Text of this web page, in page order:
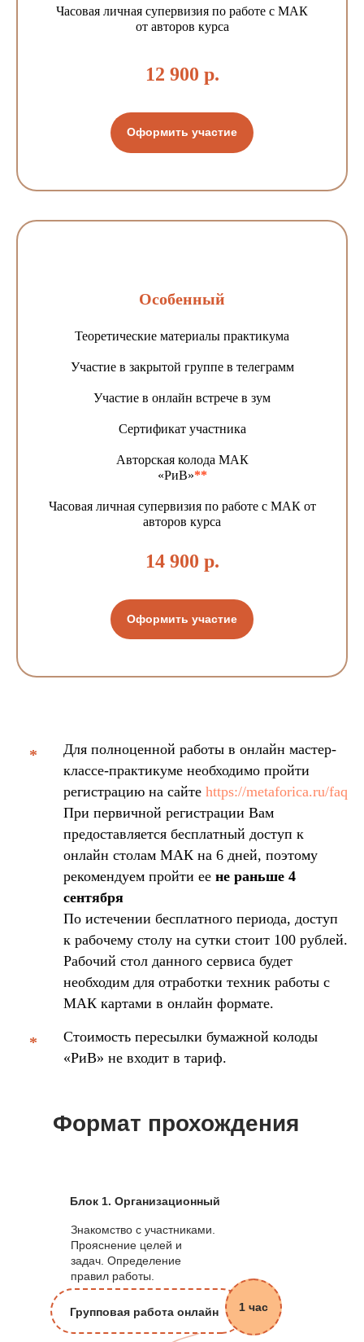
Часовая личная супервизия по работе с МАК
от авторов курса
12 900 р.
Оформить участие
Особенный
Теоретические материалы практикума
Участие в закрытой группе в телеграмм
Участие в онлайн встрече в зум
Сертификат участника
Авторская колода МАК
«РиВ»**
Часовая личная супервизия по работе с МАК от
авторов курса
14 900 р.
Оформить участие
*
Для полноценной работы в онлайн мастер-
классе-практикуме необходимо пройти
регистрацию на сайте https://metaforica.ru/faq
При первичной регистрации Вам
предоставляется бесплатный доступ к
онлайн столам МАК на 6 дней, поэтому
рекомендуем пройти ее не раньше 4
cентября
По истечении бесплатного периода, доступ
к рабочему столу на сутки стоит 100 рублей.
Рабочий стол данного сервиса будет
необходим для отработки техник работы с
МАК картами в онлайн формате.
*
Стоимость пересылки бумажной колоды
«РиВ» не входит в тариф.
Формат прохождения
Знакомство с участниками.
Прояснение целей и
задач. Определение
правил работы.
Групповая работа онлайн
Блок 1. Организационный
1 час